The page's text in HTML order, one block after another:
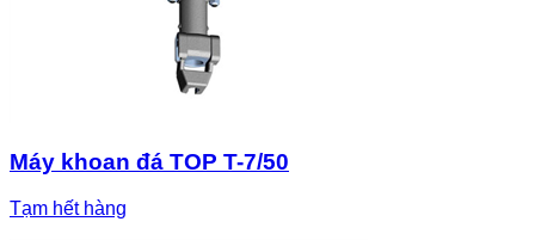
Máy khoan đá TOP T-7/50
Tạm hết hàng